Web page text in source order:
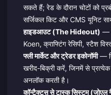
सकते हैं; रेड के दौरान चोटों को
सर्जिकल किट और CMS यूनिट
हाइडआउट (The Hideout) —
Koen, क्राफ्टिंग रेसिपी, स्टैश
फ्ली मार्केट और ट्रेडर इकोनॉमी—
खरीद-बिक्री करें, जिनमें से
अनलॉक करती है।
कॉन्टैक्ट्स से टास्क सिस्टम (जोएल